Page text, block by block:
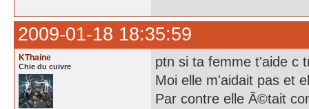
2009-01-18 18:35:59
KThaine
Chie du cuivre
ptn si ta femme t'aide c
Moi elle m'aidait pas et
Par contre elle Ã©tait